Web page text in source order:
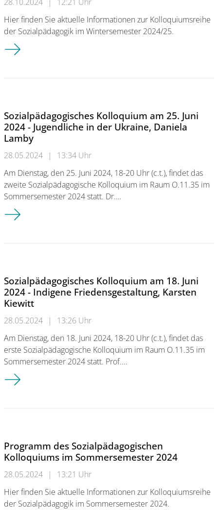
Hier finden Sie aktuelle Informationen zur Kolloquiumsreihe
der Sozialpädagogik im Wintersemester 2024/25.
Programm des Sozialpädagogischen Kolloquiums im
Sozialpädagogisches Kolloquium am 25. Juni
2024 - Jugendliche in der Ukraine, Daniela
Lamby
28.05.2024 |
13:34 Uhr
Am Dienstag, den 25. Juni 2024, 18-20 Uhr (c.t.), findet das
zweite Sozialpädagogische Kolloquium im Raum O.11.35 im
Sommersemester 2024 statt. Dr.…
Sozialpädagogisches Kolloquium am 25. Juni 2024 -
Sozialpädagogisches Kolloquium am 18. Juni
2024 - Indigene Friedensgestaltung, Karsten
Kiewitt
28.05.2024 |
13:26 Uhr
Am Dienstag, den 18. Juni 2024, 18-20 Uhr (c.t.), findet das
erste Sozialpädagogische Kolloquium im Raum O.11.35 im
Sommersemester 2024 statt. Prof.…
Sozialpädagogisches Kolloquium am 18. Juni 2024 -
Programm des Sozialpädagogischen
Kolloquiums im Sommersemester 2024
28.05.2024 |
13:21 Uhr
Hier finden Sie aktuelle Informationen zur Kolloquiumsreihe
der Sozialpädagogik im Sommersemester 2024.